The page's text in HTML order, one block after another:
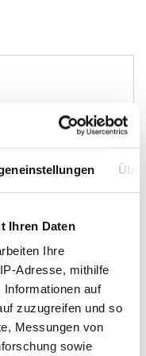
Ihren Daten
Ihre
Adresse, mithilfe
Informationen auf
zuzugreifen und so
Messungen von
sowie